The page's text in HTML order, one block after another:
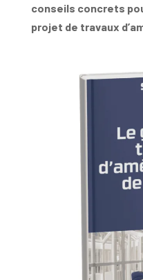
conseils concrets
projet de travaux